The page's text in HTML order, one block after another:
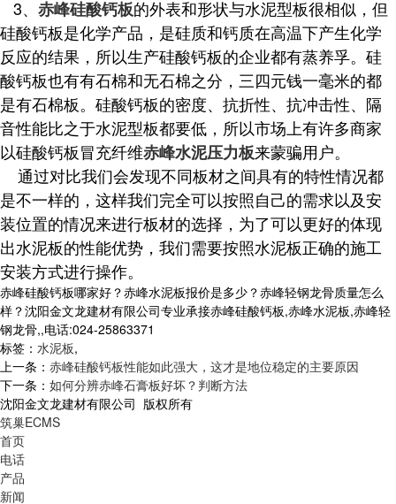
3、 赤峰硅酸钙板的外表和形状与水泥型板很相似，但
硅酸钙板是化学产品，是硅质和钙质在高温下产生化学
反应的结果，所以生产硅酸钙板的企业都有蒸养孚。硅
酸钙板也有有石棉和无石棉之分，三四元钱一毫米的都
是有石棉板。硅酸钙板的密度、抗折性、抗冲击性、隔
音性能比之于水泥型板都要低，所以市场上有许多商家
以硅酸钙板冒充纤维赤峰水泥压力板来蒙骗用户。
通过对比我们会发现不同板材之间具有的特性情况都
是不一样的，这样我们完全可以按照自己的需求以及安
装位置的情况来进行板材的选择，为了可以更好的体现
出水泥板的性能优势，我们需要按照水泥板正确的施工
安装方式进行操作。
赤峰硅酸钙板哪家好？赤峰水泥板报价是多少？赤峰轻钢龙骨质量怎么
样？沈阳金文龙建材有限公司专业承接赤峰硅酸钙板,赤峰水泥板,赤峰轻
钢龙骨,,电话:024-25863371
标签： 水泥板,
上一条： 赤峰硅酸钙板性能如此强大，这才是地位稳定的主要原因
下一条： 如何分辨赤峰石膏板好坏？判断方法
沈阳金文龙建材有限公司 版权所有
筑巢ECMS
首页
电话
产品
新闻